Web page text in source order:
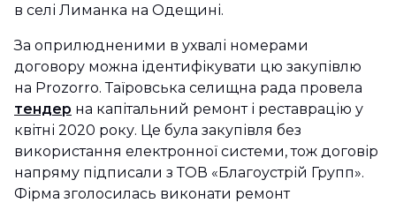
в селі Лиманка на Одещині.
За оприлюдненими в ухвалі номерами
договору можна ідентифікувати цю закупівлю
на Prozorro. Таїровська селищна рада провела
тендер на капітальний ремонт і реставрацію у
квітні 2020 року. Це була закупівля без
використання електронної системи, тож договір
напряму підписали з ТОВ «Благоустрій Групп».
Фірма зголосилась виконати ремонт